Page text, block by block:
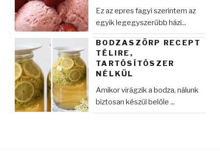
Ez az epres fagyi szerintem az
egyik legegyszerűbb házi...
BODZASZÖRP RECEPT
TÉLIRE,
TARTÓSÍTÓSZER
NÉLKÜL
Amikor virágzik a bodza, nálunk
biztosan készül belőle ...